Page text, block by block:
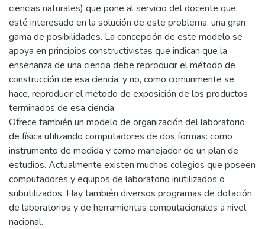
ciencias naturales) que pone al servicio del docente que
esté interesado en la solución de este problema. una gran
gama de posibilidades. La concepción de este modelo se
apoya en principios constructivistas que indican que la
enseñanza de una ciencia debe reproducir el método de
construcción de esa ciencia, y no, como comunmente se
hace, reproducir el método de exposición de los productos
terminados de esa ciencia.
Ofrece también un modelo de organización del laboratorio
de física utilizando computadores de dos formas: como
instrumento de medida y como manejador de un plan de
estudios. Actualmente existen muchos colegios que poseen
computadores y equipos de laboratorio inutilizados o
subutilizados. Hay también diversos programas de dotación
de laboratorios y de herramientas computacionales a nivel
nacional.